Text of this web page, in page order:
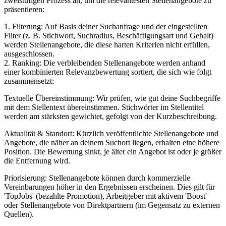
präsentieren:
1. Filterung: Auf Basis deiner Suchanfrage und der eingestellten
Filter (z. B. Stichwort, Suchradius, Beschäftigungsart und Gehalt)
werden Stellenangebote, die diese harten Kriterien nicht erfüllen,
ausgeschlossen.
2. Ranking: Die verbleibenden Stellenangebote werden anhand
einer kombinierten Relevanzbewertung sortiert, die sich wie folgt
zusammensetzt:
Textuelle Übereinstimmung: Wir prüfen, wie gut deine Suchbegriffe
mit dem Stellentext übereinstimmen. Stichwörter im Stellentitel
werden am stärksten gewichtet, gefolgt von der Kurzbeschreibung.
Aktualität & Standort: Kürzlich veröffentlichte Stellenangebote und
Angebote, die näher an deinem Suchort liegen, erhalten eine höhere
Position. Die Bewertung sinkt, je älter ein Angebot ist oder je größer
die Entfernung wird.
Priorisierung: Stellenangebote können durch kommerzielle
Vereinbarungen höher in den Ergebnissen erscheinen. Dies gilt für
'TopJobs' (bezahlte Promotion), Arbeitgeber mit aktivem 'Boost'
oder Stellenangebote von Direktpartnern (im Gegensatz zu externen
Quellen).